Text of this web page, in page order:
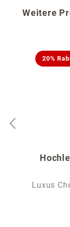
Weitere
20%
Luxus